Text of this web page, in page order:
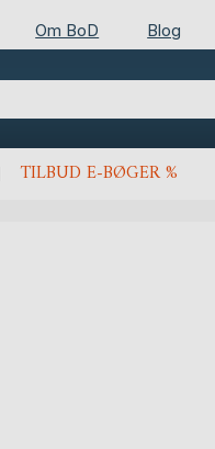
Om BoD Blog
TILBUD E-BØGER %